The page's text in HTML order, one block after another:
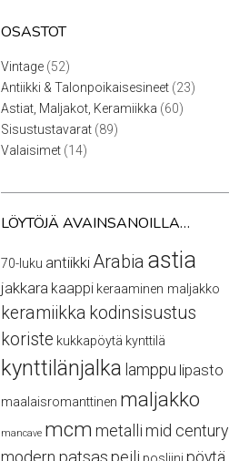
OSASTOT
Vintage 5252
tuotetta
Antiikki & Talonpoikaisesineet 2323
Astiat, Maljakot, Keramiikka 6060
Sisustustavarat 8989
Valaisimet 1414
LÖYTÖJÄ AVAINSANOILLA…
70-luku antiikki Arabia astia
jakkara kaappi keraaminen maljakko
keramiikka kodinsisustus
koriste kukkapöytä kynttilä
kynttilänjalka lamppu lipasto
maalaisromanttinen maljakko
mancave mcm metallimid century
modern
peili
pöytä